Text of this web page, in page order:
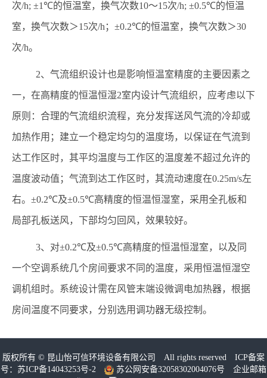
次/h; ±1℃的恒温室，换气次数10～15次/h; ±0.5℃的恒温
室，换气次数＞15次/h ； ±0.2℃的恒温室，换气次数＞30
次/h。
2、气流组织设计也是影响恒温室精度的主要因素之
一，在高精度的恒温恒湿2室内设计气流组织，应考虑以下
原则：合理的气流组织流程，充分发挥送风气流的冷却或
加热作用；建立一个稳定均匀的温度场，以保证在气流到
达工作区时，其平均温度与工作区的温度差不超过允许的
温度波动值；气流到达工作区时，其流动速度在0.25m/s左
右。 ±0.2℃及±0.5℃高精度的恒温恒湿室，采用全孔板和
局部孔板送风，下部均匀回风，效果较好。
3、对±0.2℃及±0.5℃高精度的恒温恒湿室，以及同
一个空调系统几个房间要求不同的温度，采用恒温恒湿空
调机组时。系统设计需在风管末端设微调电加热器，根据
房间温度不同要求，分别选用调功器无级控制。
版权所有 © 昆山怡可信环境设备有限公司
All rights reserved ICP备案
号： 苏ICP备14043253号-2 苏公网安备32058302004076号
企业邮箱